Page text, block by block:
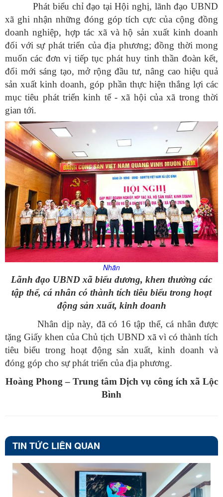
Phát biểu chỉ đạo tại Hội nghị, lãnh đạo UBND
xã ghi nhận những đóng góp tích cực của cộng đồng
doanh nghiệp, hợp tác xã và hộ sản xuất kinh doanh
đối với sự phát triển của địa phương; đồng thời mong
muốn các đơn vị tiếp tục phát huy tinh thần đoàn kết,
đổi mới sáng tạo, mở rộng đầu tư, nâng cao hiệu quả
sản xuất kinh doanh, góp phần thực hiện thắng lợi các
mục tiêu phát triển kinh tế - xã hội của xã trong thời
gian tới.
Nhãn
Lãnh đạo UBND xã biểu dương, khen thưởng các
tập thể, cá nhân có thành tích tiêu biểu trong hoạt
động sản xuất, kinh doanh
Nhân dịp này, đã có 16 tập thể, cá nhân được
tặng Giấy khen của Chủ tịch UBND xã vì có thành tích
tiêu biểu trong hoạt động sản xuất, kinh doanh và
đóng góp cho sự phát triển của địa phương.
Hoàng Phong – Trung tâm Dịch vụ công ích xã Lộc
Bình
TIN TỨC LIÊN QUAN